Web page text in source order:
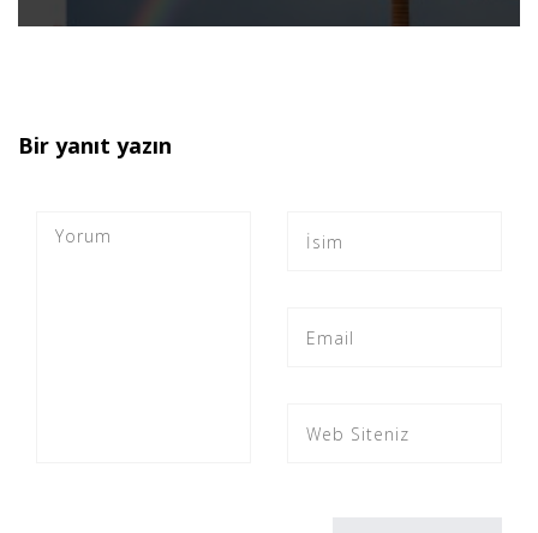
Bir yanıt yazın